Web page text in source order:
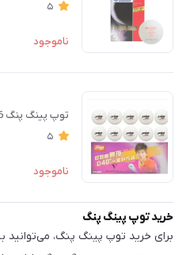
5
ناموجود
توپ پینگ پنگ 6 عددی DHS
5
ناموجود
خرید توپ پینگ پنگ
برای خرید توپ پینگ پنگ، می‌توانید